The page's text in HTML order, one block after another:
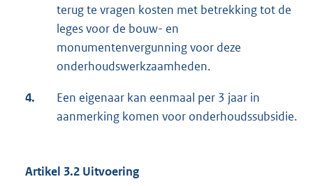
terug te vragen kosten met betrekking tot de
leges voor de bouw- en
monumentenvergunning voor deze
onderhoudswerkzaamheden.
4.
Een eigenaar kan eenmaal per 3 jaar in
aanmerking komen voor onderhoudssubsidie.
Artikel 3.2 Uitvoering